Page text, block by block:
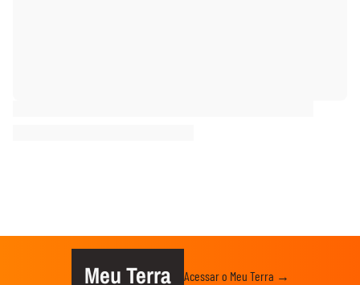
Meu Terra Acessar o Meu Terra →